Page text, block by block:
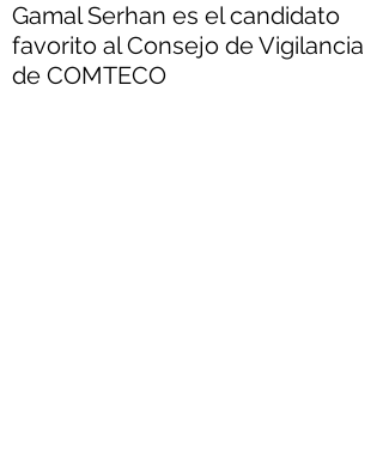
Gamal Serhan es el candidato
favorito al Consejo de Vigilancia
de COMTECO